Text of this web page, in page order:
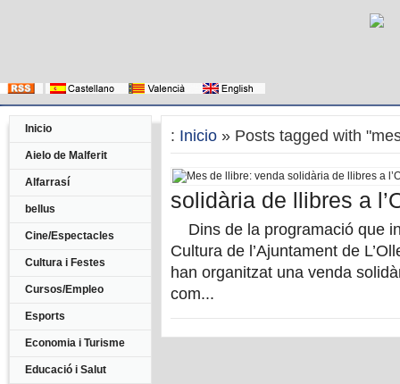
Inicio
Aielo de Malferit
Alfarrasí
bellus
Cine/Espectacles
Cultura i Festes
Cursos/Empleo
Esports
Economia i Turisme
Educació i Salut
: Inicio » Posts tagged with
solidària de llibres a
Dins de la programació que
Cultura de l’Ajuntament de
han organitzat una venda
com...